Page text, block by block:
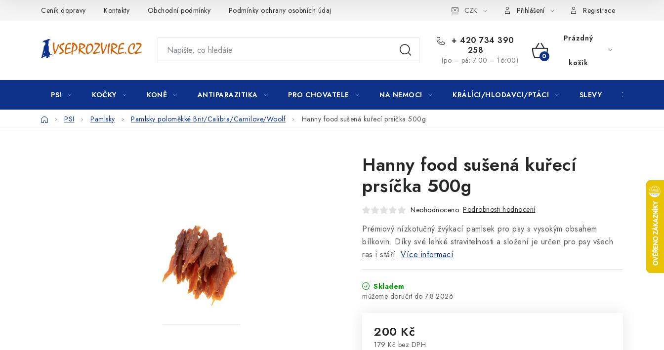
Ceník dopravy Kontakty Obchodní podmínky Podmínky ochrany osobních údajů CZK Přihlášení Registrace
+ 420 734 390
258
(po – pá: 7:00 – 16:00)
NÁKUPNÍ
KOŠÍK
Prázdný
košík
PSI KOČKY KONĚ ANTIPARAZITIKA PRO CHOVATELE NA NEMOCI KRÁLÍCI/HLODAVCI/PTÁCI SLEVY ZNAČKY
DomůPSI Pamlsky Pamlsky poloměkké Brit/Calibra/Carnilove/Woolf Hanny food sušená kuřecí prsíčka 500g
Hanny food sušená kuřecí
prsíčka 500g
Neohodnoceno Podrobnosti hodnocení
Prémiový nízkotučný žvýkací pamlsek pro psy s vysokým obsahem
bílkovin. Díky své lehké stravitelnosti a složení je určen pro psy všech
ras i stáří. Více informací
Skladem
7.8.2026
200 Kč
179 Kč bez DPH